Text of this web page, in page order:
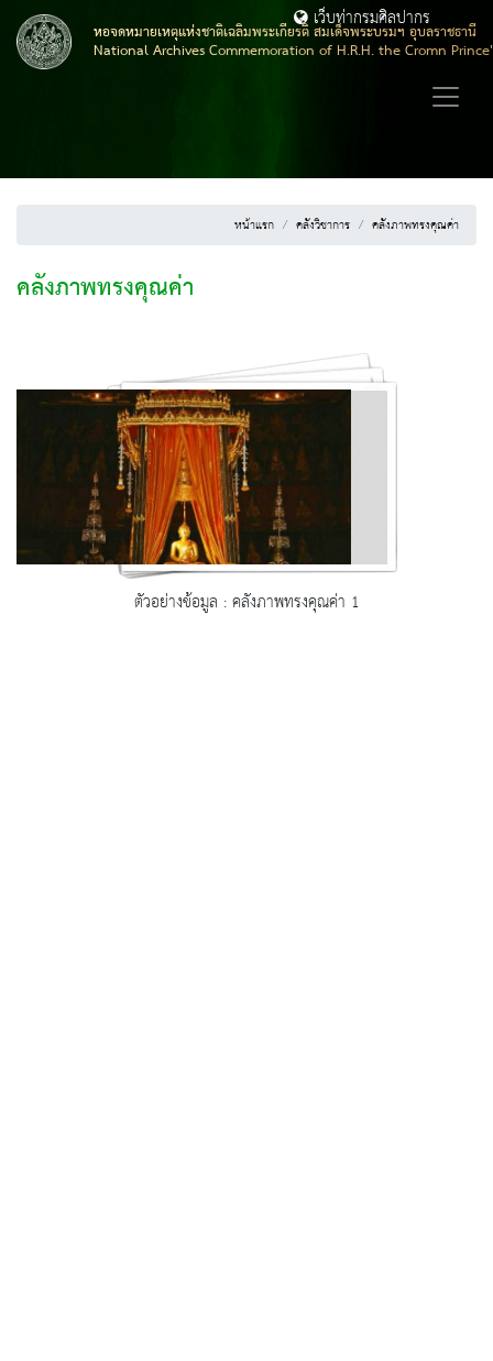
หอจดหมายเหตุแห่งชาติเฉลิมพระเกียรติ สมเด็จพระบรมฯ อุบลราชธานี
National Archives Commemoration of H.R.H. the Cromn
เว็บท่ากรมศิลปากร
หน้าแรก คลังวิชาการ คลังภาพทรงคุณค่า
คลังภาพทรงคุณค่า
ตัวอย่างข้อมูล : คลังภาพทรงคุณค่า 1